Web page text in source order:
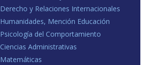
Derecho y Relaciones Internacionales
Humanidades, Mención Educación
Psicología del Comportamiento
Ciencias Administrativas
Matemáticas